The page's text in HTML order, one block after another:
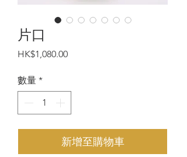
片口
HK$1,080.00價
數量 *
新增至購物車